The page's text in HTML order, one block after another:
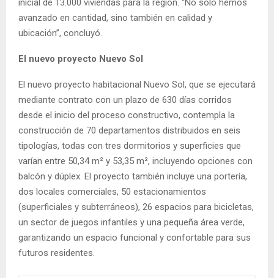
inicial de 13.000 viviendas para la región. “No solo hemos
avanzado en cantidad, sino también en calidad y
ubicación”, concluyó.
El nuevo proyecto Nuevo Sol
El nuevo proyecto habitacional Nuevo Sol, que se ejecutará
mediante contrato con un plazo de 630 días corridos
desde el inicio del proceso constructivo, contempla la
construcción de 70 departamentos distribuidos en seis
tipologías, todas con tres dormitorios y superficies que
varían entre 50,34 m² y 53,35 m², incluyendo opciones con
balcón y dúplex. El proyecto también incluye una portería,
dos locales comerciales, 50 estacionamientos
(superficiales y subterráneos), 26 espacios para bicicletas,
un sector de juegos infantiles y una pequeña área verde,
garantizando un espacio funcional y confortable para sus
futuros residentes.